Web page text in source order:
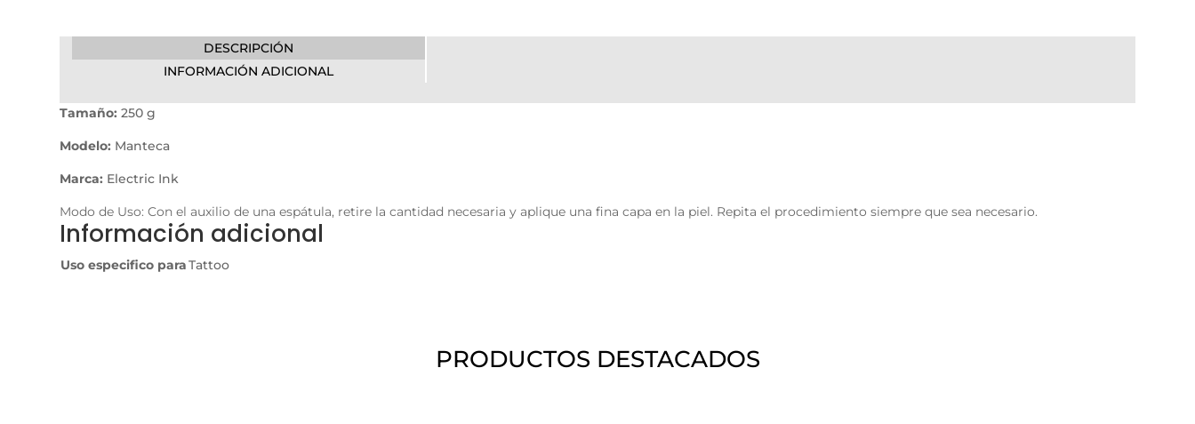
DESCRIPCIÓN
INFORMACIÓN ADICIONAL
Tamaño:250 g
Modelo: Manteca
Marca: Electric Ink
Modo de Uso: Con el auxilio de una espátula, retire la cantidad necesaria y aplique una fina capa en la piel. Repita el procedimiento siempre que sea necesario.
Información adicional
Uso especifico paraTattoo
PRODUCTOS DESTACADOS